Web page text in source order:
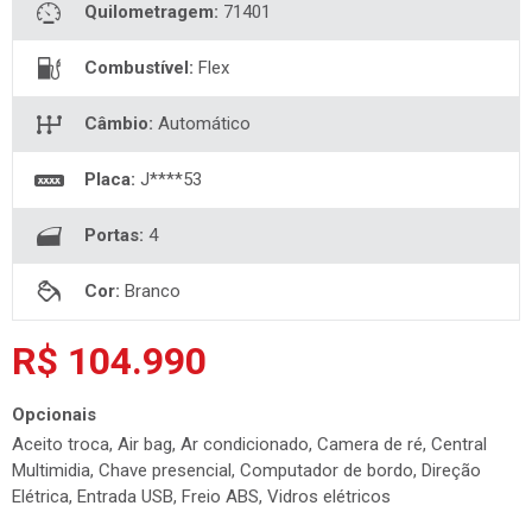
Quilometragem: 71401
Combustível: Flex
Câmbio: Automático
Placa: J****53
Portas: 4
Cor: Branco
R$ 104.990
Opcionais
Aceito troca, Air bag, Ar condicionado, Camera de ré, Central
Multimidia, Chave presencial, Computador de bordo, Direção
Elétrica, Entrada USB, Freio ABS, Vidros elétricos